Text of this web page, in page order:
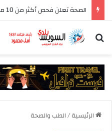
بحث عن
الرئيسية/الطب والصحة